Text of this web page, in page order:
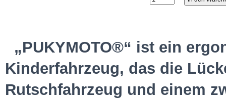
„PUKYMOTO®“ ist ein
Kinderfahrzeug, das die
Rutschfahrzeug und einem